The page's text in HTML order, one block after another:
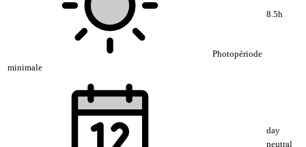
Photopériode
minimale
8.5h
day
neutral